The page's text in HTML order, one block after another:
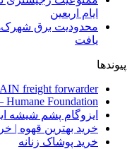
ایام اربعین
محدودیت برق
یافت
پیوندها
freight forwarder
Humane Foundation
ایزوگام پشم شیشه
خرید بهترین قهوه |
خرید پوشاک زنانه